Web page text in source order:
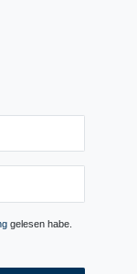
gelesen habe.